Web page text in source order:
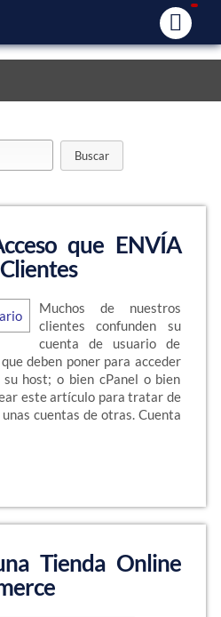
que ENVÍA
Muchos de nuestros
clientes confunden su
cuenta de usuario de
deben poner para acceder
host; o bien cPanel o bien
este artículo para tratar de
cuentas de otras. Cuenta
Tienda Online